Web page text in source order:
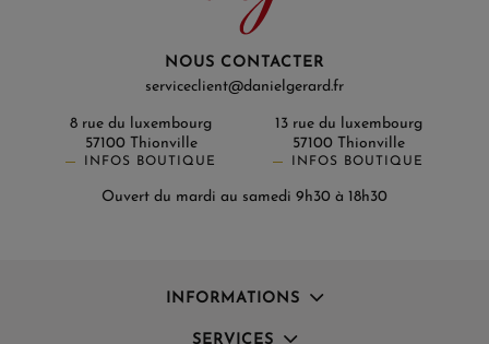
NOUS CONTACTER
serviceclient@danielgerard.fr
8 rue du luxembourg
57100 Thionville
INFOS BOUTIQUE
13 rue du luxembourg
57100 Thionville
INFOS BOUTIQUE
Ouvert du mardi au samedi 9h30 à 18h30
INFORMATIONS
SERVICES